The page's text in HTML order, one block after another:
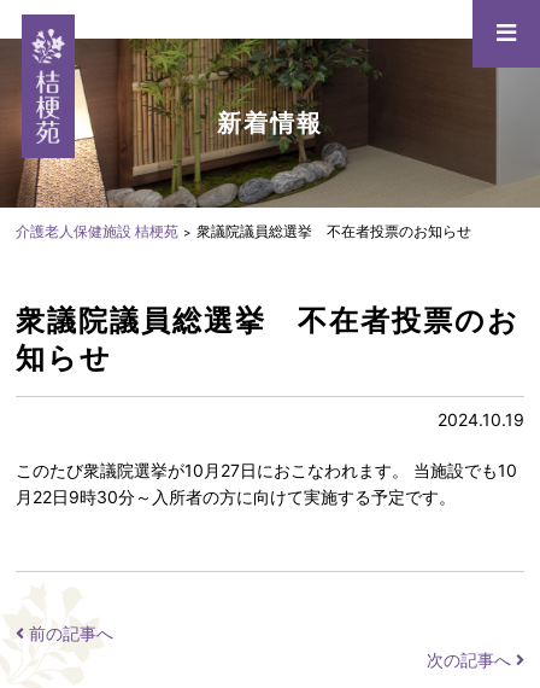
新着情報
介護老人保健施設 桔梗苑 衆議院議員総選挙 不在者投票のお知らせ
衆議院議員総選挙 不在者投票のお
知らせ
2024.10.19
このたび衆議院選挙が10月27日におこなわれます。 当施設でも10
月22日9時30分～入所者の方に向けて実施する予定です。
前の記事へ
次の記事へ